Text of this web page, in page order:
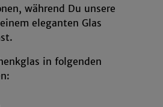
während Du unsere
eleganten Glas
in folgenden
In unseren
sowie in unserem
Du weitere entsprechende